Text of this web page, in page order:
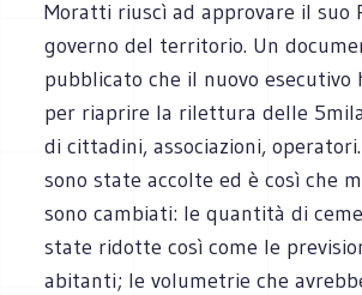
Moratti riuscì ad approvare il suo
governo del territorio. Un
pubblicato che il nuovo esecutivo
per riaprire la rilettura delle
di cittadini, associazioni,
sono state accolte ed è così che
sono cambiati: le quantità di
state ridotte così come le
abitanti; le volumetrie che